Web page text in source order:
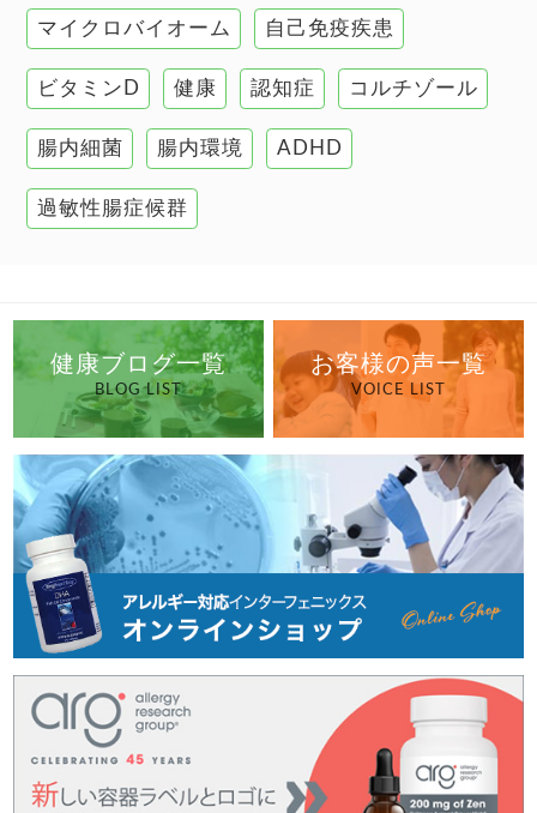
腸の健康
自己免疫疾患
高血圧
マイクロバイオーム 自己免疫疾患
ビタミンD 健康 認知症 コルチゾール
腸内細菌 腸内環境 ADHD
過敏性腸症候群
健康ブログ一覧
BLOG LIST
お客様の声一覧
VOICE LIST